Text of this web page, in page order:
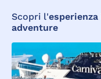
Scopri l'esperienza
adventure